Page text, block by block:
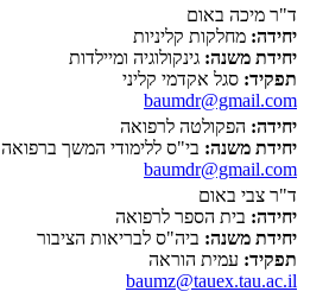
ד"ר מיכה באום
יחידה: מחלקות קליניות
יחידת משנה: גינקולוגיה ומיילדות
תפקיד: סגל אקדמי קליני
baumdr@gmail.com
יחידה: הפקולטה לרפואה
יחידת משנה: בי"ס ללימודי המשך ברפואה
baumdr@gmail.com
ד"ר צבי באום
יחידה: בית הספר לרפואה
יחידת משנה: ביה"ס לבריאות הציבור
תפקיד: עמית הוראה
baumz@tauex.tau.ac.il